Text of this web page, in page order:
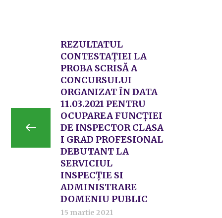
REZULTATUL
CONTESTAȚIEI LA
PROBA SCRISĂ A
CONCURSULUI
ORGANIZAT ÎN DATA
11.03.2021 PENTRU
OCUPAREA FUNCȚIEI
DE INSPECTOR CLASA
I GRAD PROFESIONAL
DEBUTANT LA
SERVICIUL
INSPECȚIE SI
ADMINISTRARE
DOMENIU PUBLIC
15 martie 2021